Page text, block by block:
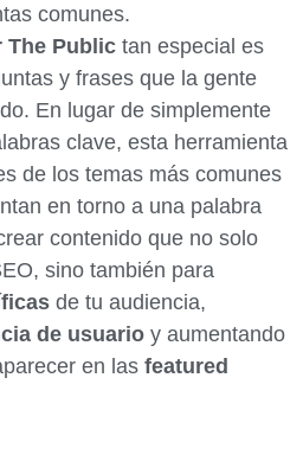
comunes.
The Public tan especial es
y frases que la gente
En lugar de simplemente
clave, esta herramienta
de los temas más comunes
en torno a una palabra
contenido que no solo
sino también para
de tu audiencia,
de usuario y aumentando
en las featured